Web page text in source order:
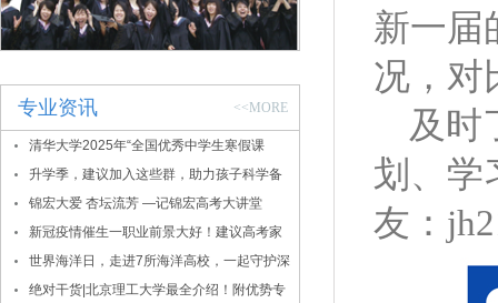
专业资讯 <<MORE
清华大学2025年“全国优秀中学生寒假课
堂”报名通知
升学季，建议加入这些群，助力孩子科学备
考
锦宏大爱 杏坛流芳 —记锦宏高考大讲堂
新冠疫情催生一职业前景大好！建议高考家
长密切关注！
世界海洋日，走进7所海洋高校，一起守护深
蓝！
绝对干货|北京理工大学最全介绍！附优势专
新一届
况，对
及时
划、学
友：